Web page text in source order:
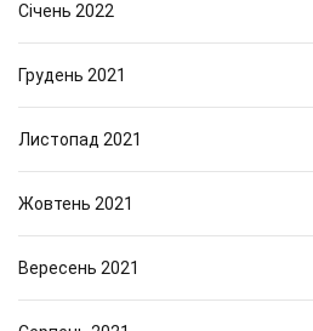
Січень 2022
Грудень 2021
Листопад 2021
Жовтень 2021
Вересень 2021